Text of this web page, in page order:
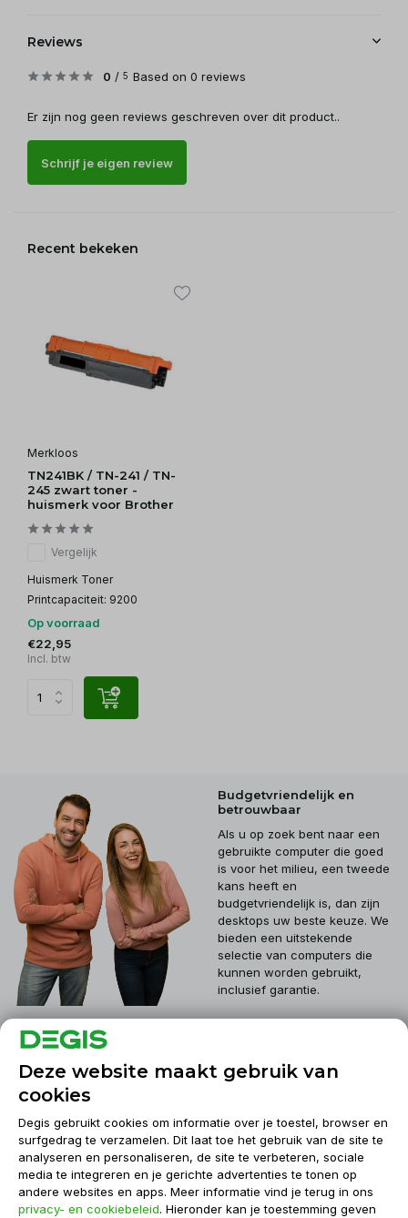
Reviews
0 / 5 Based on 0 reviews
Er zijn nog geen reviews geschreven over dit product..
Schrijf je eigen review
Recent bekeken
Merkloos
TN241BK / TN-241 / TN-
245 zwart toner -
huismerk voor Brother
Vergelijk
Huismerk Toner
Printcapaciteit: 9200
Op voorraad
€22,95
Incl. btw
Budgetvriendelijk en
betrouwbaar
Als u op zoek bent naar een
gebruikte computer die goed
is voor het milieu, een tweede
kans heeft en
budgetvriendelijk is, dan zijn
desktops uw beste keuze. We
bieden een uitstekende
selectie van computers die
kunnen worden gebruikt,
inclusief garantie.
Klantenservice
Informatie
Deze website maakt gebruik van
cookies
Degis gebruikt cookies om informatie over je toestel, browser en
surfgedrag te verzamelen. Dit laat toe het gebruik van de site te
analyseren en personaliseren, de site te verbeteren, sociale
media te integreren en je gerichte advertenties te tonen op
andere websites en apps. Meer informatie vind je terug in ons
privacy- en cookiebeleid. Hieronder kan je toestemming geven